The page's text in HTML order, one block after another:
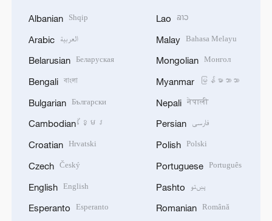
Albanian Shqip
Arabic العربية
Belarusian Беларуская
Bengali বাংলা
Bulgarian Български
Cambodian ខ្មែរ
Croatian Hrvatski
Czech Český
English English
Esperanto Esperanto
Lao ລາວ
Malay Bahasa Melayu
Mongolian Монгол
Myanmar မြန်မာဘာသာ
Nepali नेपाली
Persian فارسی
Polish Polski
Portuguese Português
Pashto پښتو
Romanian Română